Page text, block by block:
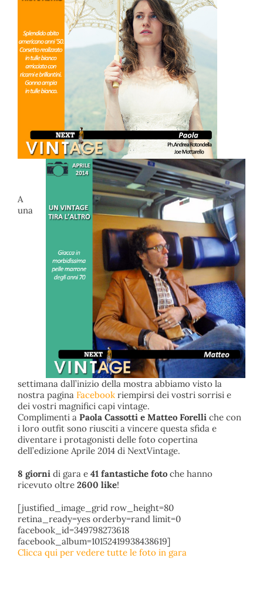
A
una
settimana dall’inizio della mostra abbiamo visto la
nostra pagina Facebook riempirsi dei vostri sorrisi e
dei vostri magnifici capi vintage.
Complimenti a Paola Cassotti e Matteo Forelli che con
i loro outfit sono riusciti a vincere questa sfida e
diventare i protagonisti delle foto copertina
dell’edizione Aprile 2014 di NextVintage.
8 giorni di gara e 41 fantastiche foto che hanno
ricevuto oltre 2600 like!
[justified_image_grid row_height=80
retina_ready=yes orderby=rand limit=0
facebook_id=349798273618
facebook_album=10152419938438619]
Clicca qui per vedere tutte le foto in gara